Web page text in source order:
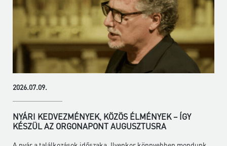
2026.07.09.
NYÁRI KEDVEZMÉNYEK, KÖZÖS ÉLMÉNYEK – ÍGY
KÉSZÜL AZ ORGONAPONT AUGUSZTUSRA